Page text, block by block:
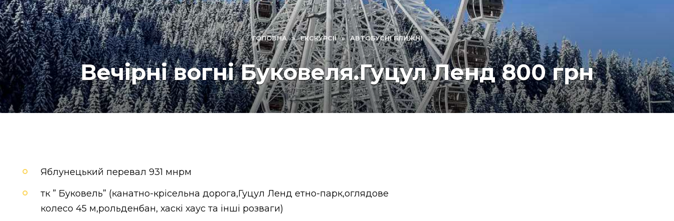
ГОЛОВНА » ЕКСКУРСІЇ » АВТОБУСНІ БЛИЖНІ
Вечірні вогні Буковеля.Гуцул Ленд 800 грн
Яблунецький перевал 931 мнрм
тк ” Буковель” (канатно-крісельна дорога,Гуцул Ленд етно-парк,оглядове
колесо 45 м,рольденбан, хаскі хаус та інші розваги)